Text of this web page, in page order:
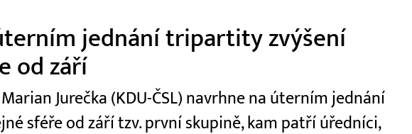
jednání tripartity zvýšení
od září
Jurečka (KDU-ČSL) navrhne na úterním jednání
sféře od září tzv. první skupině, kam patří úředníci,